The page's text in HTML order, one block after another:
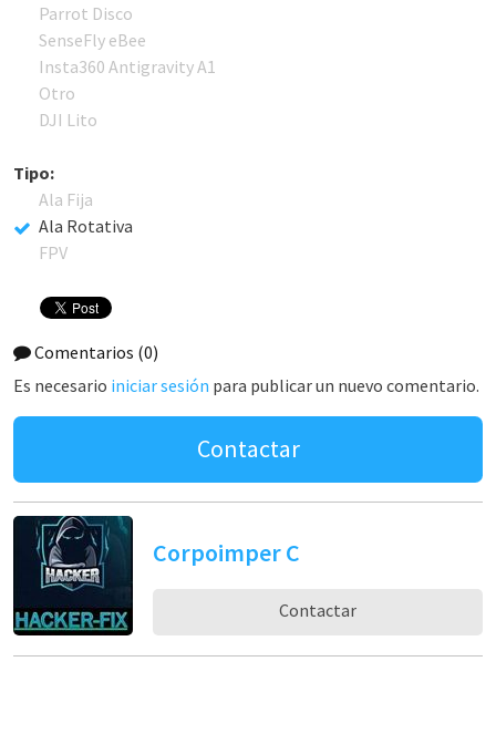
Parrot Disco
SenseFly eBee
Insta360 Antigravity A1
Otro
DJI Lito
Tipo:
Ala Fija
Ala Rotativa
FPV
Comentarios (0)
Es necesario iniciar sesión para publicar un nuevo comentario.
Contactar
Corpoimper C
Contactar